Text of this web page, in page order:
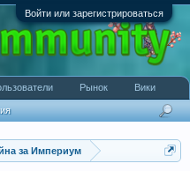
Войти или зарегистрироваться
за Империум
Рынок Вики